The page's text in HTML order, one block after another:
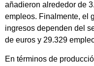
añadieron alrededor de
empleos. Finalmente, el
ingresos dependen del
de euros y 29.329
En términos de